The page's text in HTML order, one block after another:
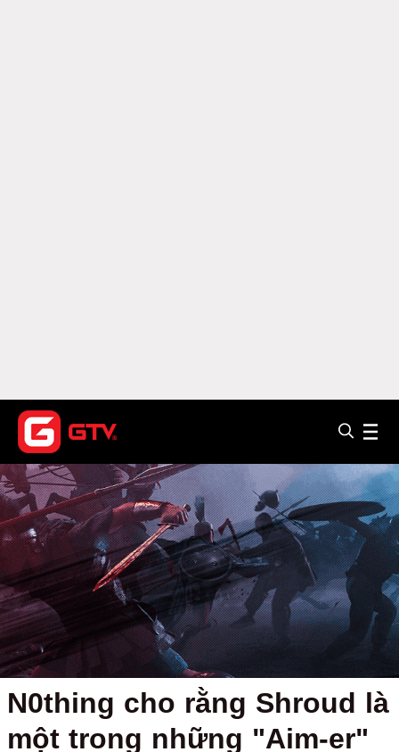
N0thing cho rằng Shroud là
một trong những "Aim-er"